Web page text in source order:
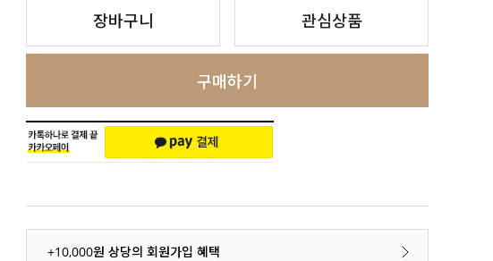
장바구니 관심상품
구매하기
+10,000원 상당의 회원가입 혜택